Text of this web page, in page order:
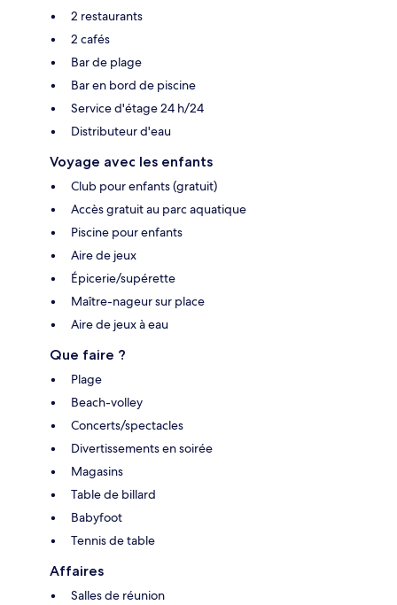
2 restaurants
2 cafés
Bar de plage
Bar en bord de piscine
Service d'étage 24 h/24
Distributeur d'eau
Voyage avec les enfants
Club pour enfants (gratuit)
Accès gratuit au parc aquatique
Piscine pour enfants
Aire de jeux
Épicerie/supérette
Maître-nageur sur place
Aire de jeux à eau
Que faire ?
Plage
Beach-volley
Concerts/spectacles
Divertissements en soirée
Magasins
Table de billard
Babyfoot
Tennis de table
Affaires
Salles de réunion